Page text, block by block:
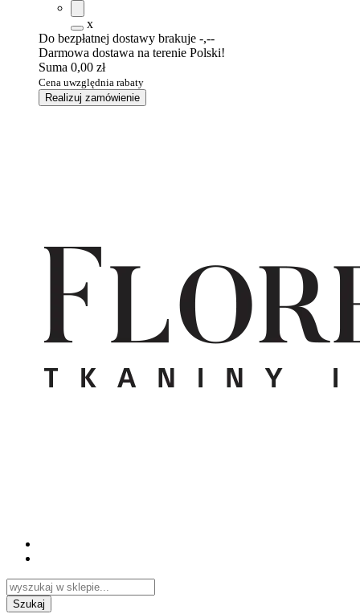
x
Do bezpłatnej dostawy brakuje -,--
Darmowa dostawa na terenie Polski!
Suma 0,00 zł
Cena uwzględnia rabaty
Realizuj zamówienie